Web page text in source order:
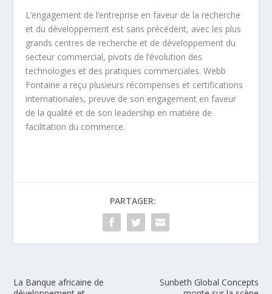
L’engagement de l’entreprise en faveur de la recherche
et du développement est sans précédent, avec les plus
grands centres de recherche et de développement du
secteur commercial, pivots de l’évolution des
technologies et des pratiques commerciales. Webb
Fontaine a reçu plusieurs récompenses et certifications
internationales, preuve de son engagement en faveur
de la qualité et de son leadership en matière de
facilitation du commerce.
PARTAGER:
La Banque africaine de
Sunbeth Global Concepts